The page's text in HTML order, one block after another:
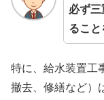
必ず
ること
特に、給水装置工
撤去、修繕など）